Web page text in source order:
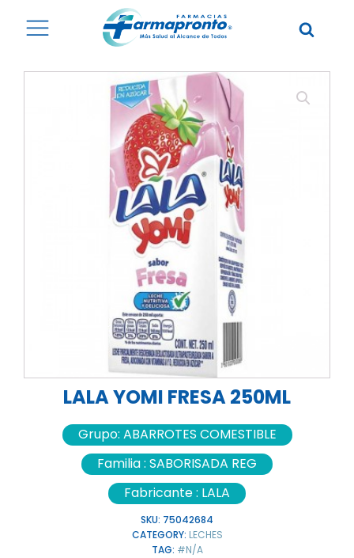
LALA YOMI FRESA 250ML
Grupo: ABARROTES COMESTIBLE
Familia : SABORISADA REG
Fabricante : LALA
SKU: 75042684
CATEGORY: LECHES
TAG: #N/A